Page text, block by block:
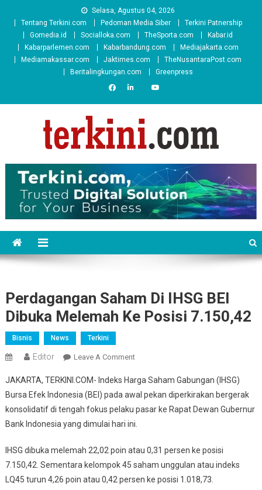
Selasa, Agustus 04, 2026
Tentang Terkini.com
Pedoman Media Siber
Terkini Patnership
Gomedia.id
Socialloka.com TheSporta.com
Kabar.id
Kabarparlemen.com
Kabarbandung.com
Mediajakarta.com
Mediamakassar.com
Jaktimes.com
TheNusantaraPost.com
Beritalingkungan.com
Greenpress
Perdagangan Saham Di IHSG BEI
Dibuka Melemah Ke Posisi 7.150,42
Bisnis News Terkini
Editor Leave A CommentOn
Saham
Di
IHSG
BEI
Melemah
Ke
Posisi
JAKARTA, TERKINI.COM- Indeks Harga Saham Gabungan (IHSG)
Bursa Efek Indonesia (BEI) pada awal pekan diperkirakan bergerak
konsolidatif di tengah fokus pelaku pasar ke Rapat Dewan Gubernur
Bank Indonesia yang dimulai hari ini.
IHSG dibuka melemah 22,02 poin atau 0,31 persen ke posisi
7.150,42. Sementara kelompok 45 saham unggulan atau indeks
LQ45 turun 4,26 poin atau 0,42 persen ke posisi 1.018,73.